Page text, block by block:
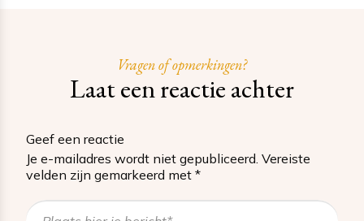
Vragen of opmerkingen?
Laat een reactie achter
Geef een reactie
Je e-mailadres wordt niet gepubliceerd. Vereiste
velden zijn gemarkeerd met *